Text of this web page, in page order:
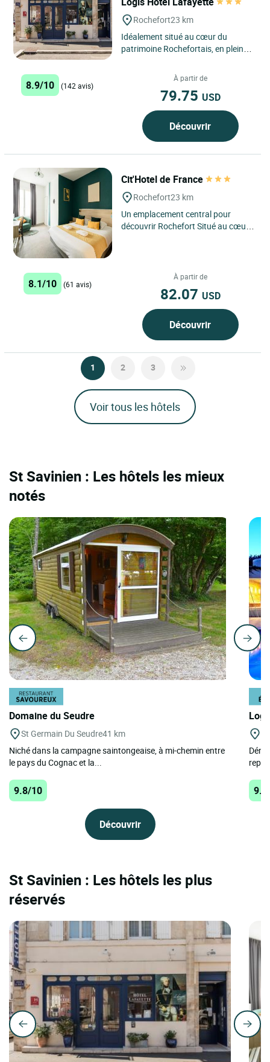
Rochefort23 km
Idéalement situé au cœur du
patrimoine Rochefortais, en plein
Congrès, à deux pas des...
8.9/10 (142 avis)
À partir de
79.75 USD
Découvrir
Cit'Hotel de France
Rochefort23 km
Un emplacement central pour
découvrir Rochefort Situé au cœur
8.1/10 (61 avis)
À partir de
82.07 USD
Découvrir
1 2 3
Voir tous les hôtels
St Savinien : Les hôtels les mieux
notés
Domaine du Seudre
St Germain Du Seudre41 km
Niché dans la campagne saintongeaise, à mi-chemin entre
le pays du Cognac et la...
9.8/10
Découvrir
St Savinien : Les hôtels les plus
réservés